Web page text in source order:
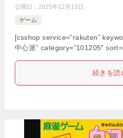
公開日： 2025年12月13日
ゲーム
[csshop service=”rakuten”
中心派” category=”101205″
続きを読